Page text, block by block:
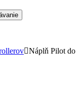
Náplň Pilot do